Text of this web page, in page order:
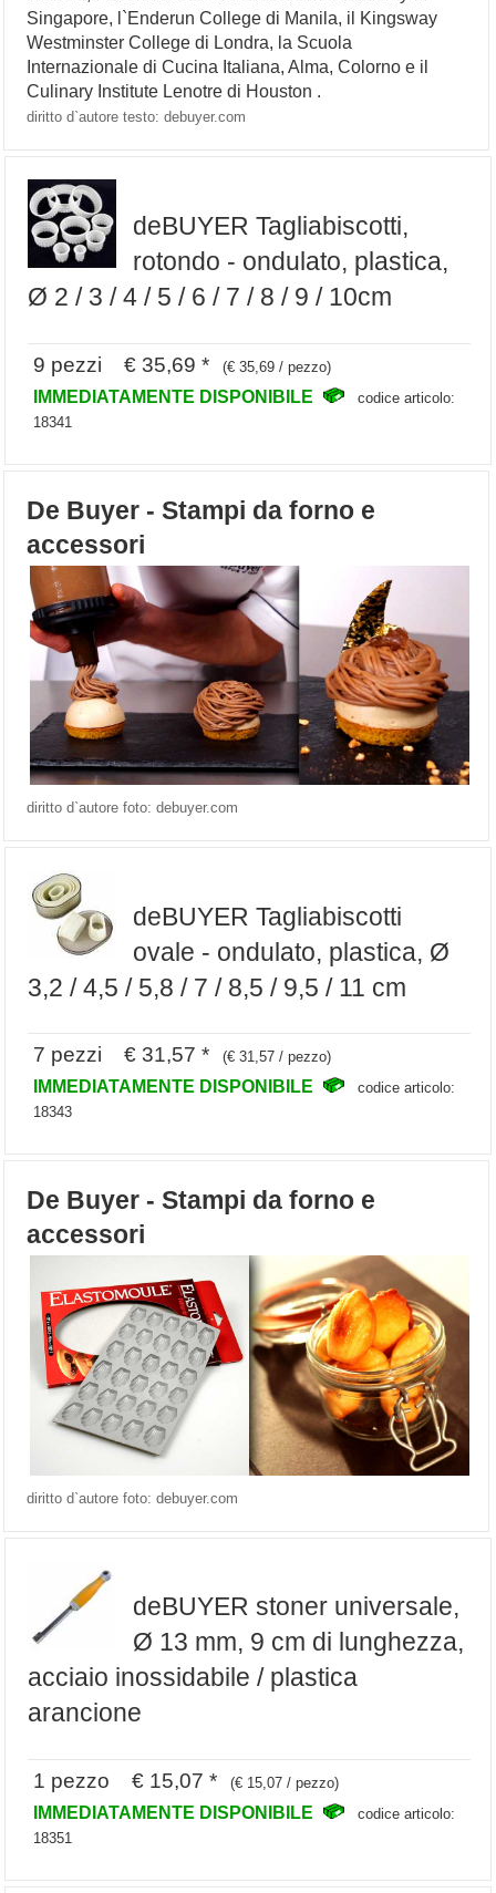
Singapore, l`Enderun College di Manila, il Kingsway
Westminster College di Londra, la Scuola
Internazionale di Cucina Italiana, Alma, Colorno e il
Culinary Institute Lenotre di Houston .
diritto d`autore testo: debuyer.com
deBUYER Tagliabiscotti,
rotondo - ondulato, plastica,
Ø 2 / 3 / 4 / 5 / 6 / 7 / 8 / 9 / 10cm
9 pezzi € 35,69 * (€ 35,69 / pezzo)
IMMEDIATAMENTE DISPONIBILE
codice articolo:
18341
De Buyer - Stampi da forno e
accessori
diritto d`autore foto: debuyer.com
deBUYER Tagliabiscotti
ovale - ondulato, plastica, Ø
3,2 / 4,5 / 5,8 / 7 / 8,5 / 9,5 / 11 cm
7 pezzi € 31,57 * (€ 31,57 / pezzo)
IMMEDIATAMENTE DISPONIBILE
codice articolo:
18343
De Buyer - Stampi da forno e
accessori
diritto d`autore foto: debuyer.com
deBUYER stoner universale,
Ø 13 mm, 9 cm di lunghezza,
acciaio inossidabile / plastica
arancione
1 pezzo € 15,07 * (€ 15,07 / pezzo)
IMMEDIATAMENTE DISPONIBILE
codice articolo:
18351